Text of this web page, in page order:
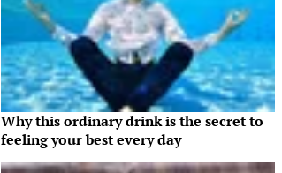
Why this ordinary drink is the secret to
feeling your best every day